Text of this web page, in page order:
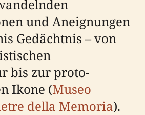
und Aneignungen
Gedächtnis – von
bis zur proto-
Ikone (Museo
della Memoria).